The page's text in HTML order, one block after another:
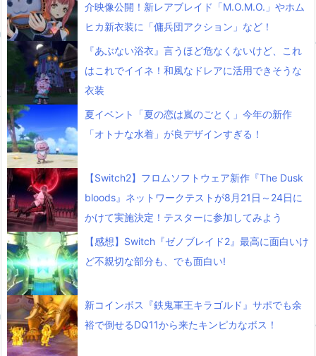
介映像公開！新レアブレイド「M.O.M.O.」やホム
ヒカ新衣装に「傭兵団アクション」など！
『あぶない浴衣』言うほど危なくないけど、これ
はこれでイイネ！和風なドレアに活用できそうな
衣装
夏イベント「夏の恋は嵐のごとく」今年の新作
「オトナな水着」が良デザインすぎる！
【Switch2】フロムソフトウェア新作『The Dusk
bloods』ネットワークテストが8月21日～24日に
かけて実施決定！テスターに参加してみよう
【感想】Switch『ゼノブレイド2』最高に面白いけ
ど不親切な部分も、でも面白い!
新コインボス『鉄鬼軍王キラゴルド』サポでも余
裕で倒せるDQ11から来たキンピカなボス！